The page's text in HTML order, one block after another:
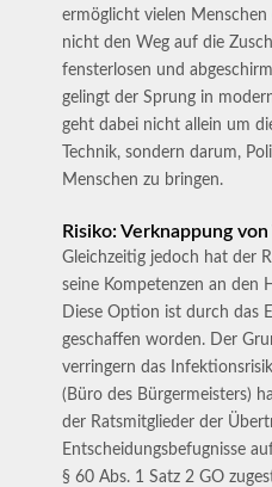
ermöglicht vielen Menschen
nicht den Weg auf die
fensterlosen und
gelingt der Sprung in
geht dabei nicht allein um
Technik, sondern darum,
Menschen zu bringen.
Risiko: Verknappung
Gleichzeitig jedoch hat der
seine Kompetenzen an den
Diese Option ist durch das
geschaffen worden. Der
verringern das
(Büro des Bürgermeisters)
der Ratsmitglieder der
Entscheidungsbefugnisse
§ 60 Abs. 1 Satz 2 GO